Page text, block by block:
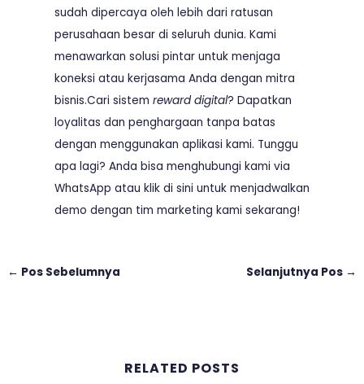
sudah dipercaya oleh lebih dari ratusan
perusahaan besar di seluruh dunia. Kami
menawarkan solusi pintar untuk menjaga
koneksi atau kerjasama Anda dengan mitra
bisnis.Cari sistem reward digital? Dapatkan
loyalitas dan penghargaan tanpa batas
dengan menggunakan aplikasi kami. Tunggu
apa lagi? Anda bisa menghubungi kami via
WhatsApp atau klik di sini untuk menjadwalkan
demo dengan tim marketing kami sekarang!
← Pos Sebelumnya Selanjutnya Pos →
RELATED POSTS